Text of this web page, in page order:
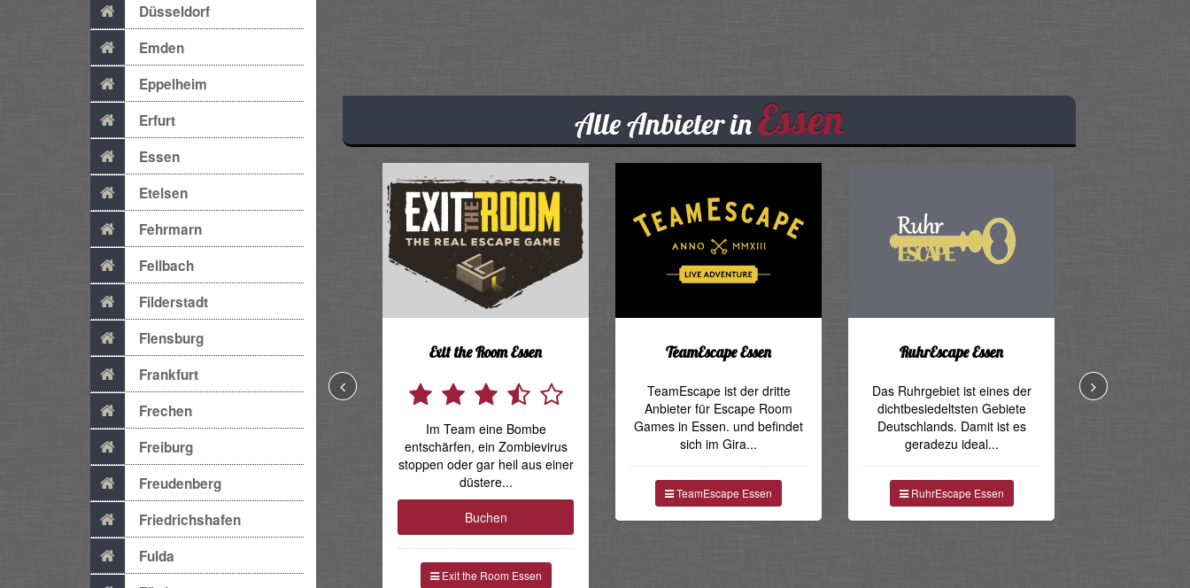
Düsseldorf
Emden
Eppelheim
Erfurt
Essen
Etelsen
Fehrmarn
Fellbach
Filderstadt
Flensburg
Frankfurt
Frechen
Freiburg
Freudenberg
Friedrichshafen
Fulda
Alle Anbieter inEssen
Exit the Room Essen
Im Team eine Bombe
entschärfen, ein Zombievirus
stoppen oder gar heil aus einer
düstere...
Buchen
Exit the Room Essen
TeamEscape Essen
TeamEscape ist der dritte
Anbieter für Escape Room
Games in Essen. und befindet
sich im Gira...
TeamEscape Essen
RuhrEscape Essen
Das Ruhrgebiet ist eines der
dichtbesiedeltsten Gebiete
Deutschlands. Damit ist es
geradezu ideal...
RuhrEscape Essen